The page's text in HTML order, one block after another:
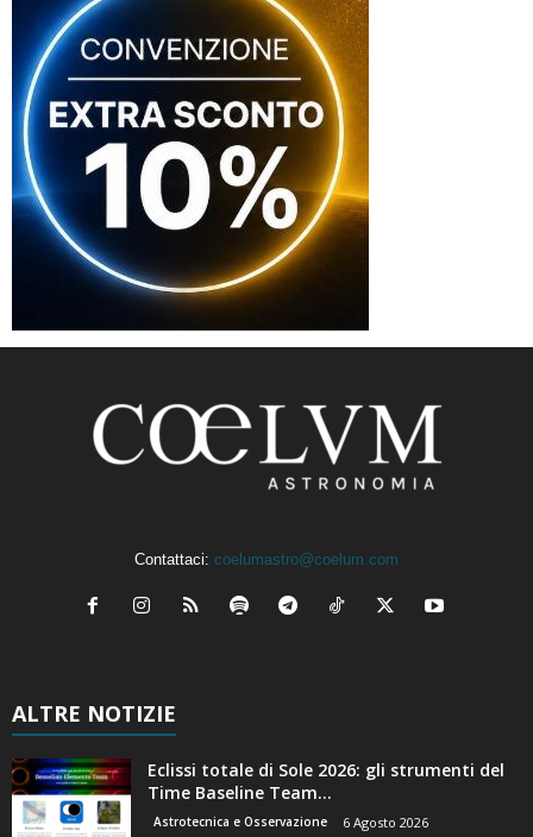
Contattaci: coelumastro@coelum.com
ALTRE NOTIZIE
Eclissi totale di Sole 2026: gli strumenti del
Time Baseline Team...
Astrotecnica e Osservazione 6 Agosto 2026